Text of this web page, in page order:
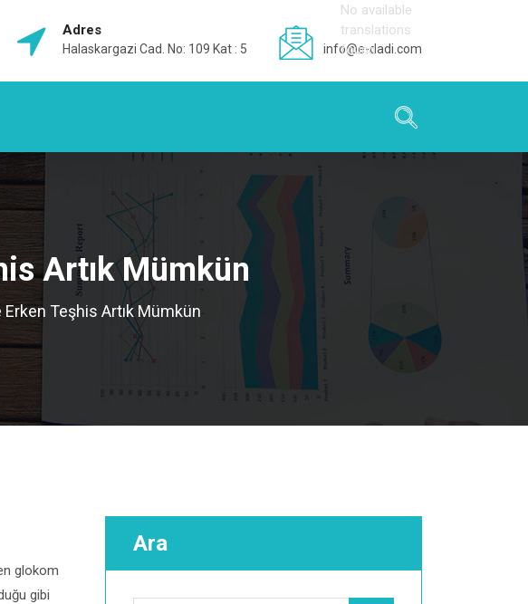
Adres
Halaskargazi Cad. No: 109 Kat : 5 info@e-dadi.com
Artık Mümkün
Teşhis Artık Mümkün
glokom
gibi
Ara
No available
translations
found